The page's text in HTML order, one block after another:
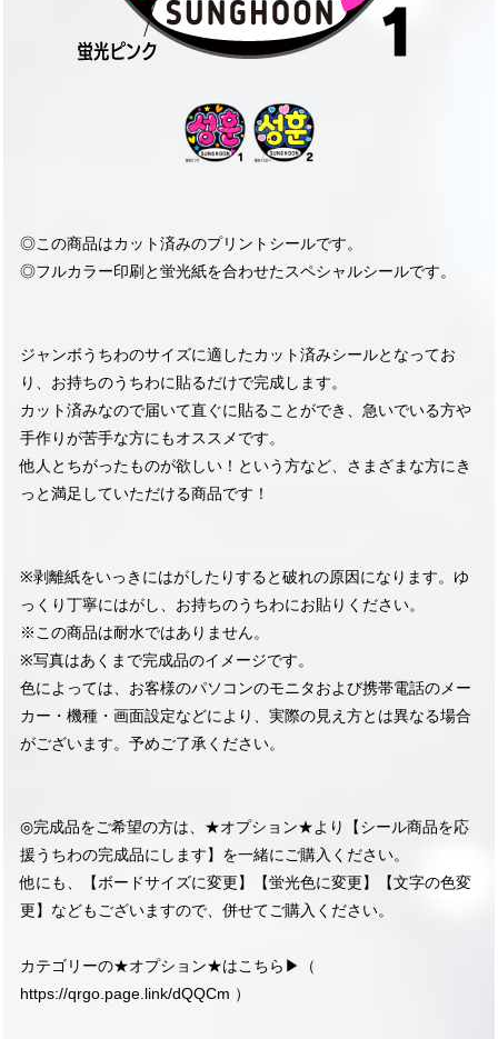
◎この商品はカット済みのプリントシールです。
◎フルカラー印刷と蛍光紙を合わせたスペシャルシールです。
ジャンボうちわのサイズに適したカット済みシールとなってお
り、お持ちのうちわに貼るだけで完成します。
カット済みなので届いて直ぐに貼ることができ、急いでいる方や
手作りが苦手な方にもオススメです。
他人とちがったものが欲しい！という方など、さまざまな方にき
っと満足していただける商品です！
※剥離紙をいっきにはがしたりすると破れの原因になります。ゆ
っくり丁寧にはがし、お持ちのうちわにお貼りください。
※この商品は耐水ではありません。
※写真はあくまで完成品のイメージです。
色によっては、お客様のパソコンのモニタおよび携帯電話のメー
カー・機種・画面設定などにより、実際の見え方とは異なる場合
がございます。予めご了承ください。
◎完成品をご希望の方は、★オプション★より【シール商品を応
援うちわの完成品にします】を一緒にご購入ください。
他にも、【ボードサイズに変更】【蛍光色に変更】【文字の色変
更】などもございますので、併せてご購入ください。
カテゴリーの★オプション★はこちら▶︎（
https://qrgo.page.link/dQQCm ）